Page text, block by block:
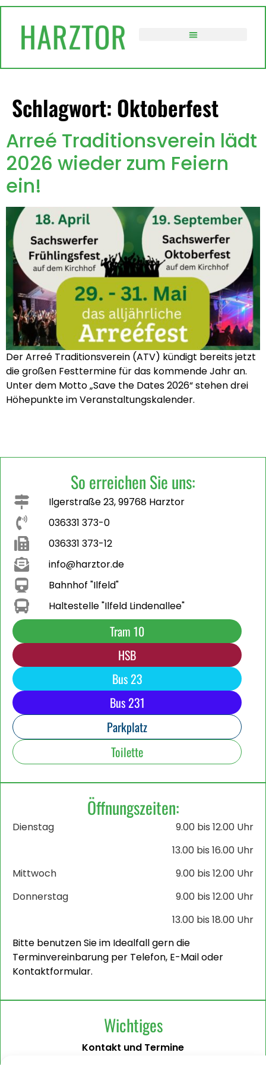
Schlagwort: Oktoberfest
Arreé Traditionsverein lädt
2026 wieder zum Feiern
ein!
Der Arreé Traditionsverein (ATV) kündigt bereits jetzt
die großen Festtermine für das kommende Jahr an.
Unter dem Motto „Save the Dates 2026“ stehen drei
Höhepunkte im Veranstaltungskalender.
So erreichen Sie uns:
Ilgerstraße 23, 99768 Harztor
036331 373-0
036331 373-12
info@harztor.de
Bahnhof "Ilfeld"
Haltestelle "Ilfeld Lindenallee"
Tram 10
HSB
Bus 23
Bus 231
Parkplatz
Toilette
Öffnungszeiten:
Dienstag
9.00 bis 12.00 Uhr
13.00 bis 16.00 Uhr
Mittwoch
9.00 bis 12.00 Uhr
Donnerstag
9.00 bis 12.00 Uhr
13.00 bis 18.00 Uhr
Bitte benutzen Sie im Idealfall gern die
Terminvereinbarung per Telefon, E-Mail oder
Kontaktformular.
Wichtiges
Kontakt und Termine